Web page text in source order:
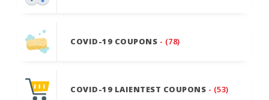
COVID-19 COUPONS - (78)
COVID-19 LAIENTEST COUPONS - (53)